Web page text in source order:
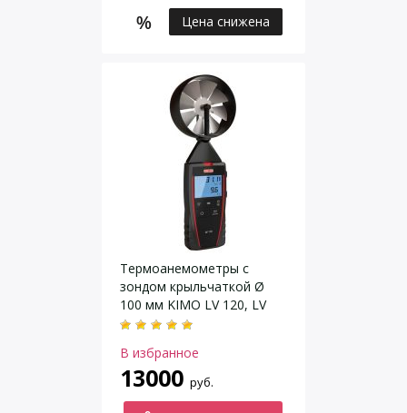
Цена снижена
Термоанемометры c
зондом крыльчаткой Ø
100 мм KIMO LV 120, LV
130
В избранное
13000 руб.